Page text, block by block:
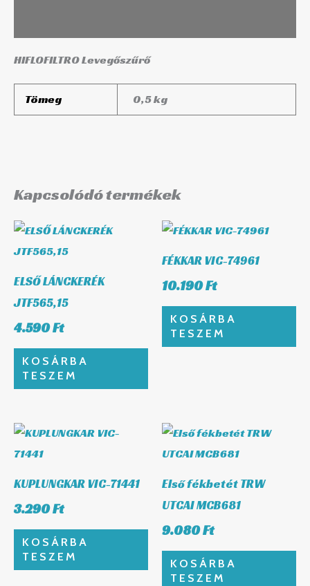
HIFLOFILTRO Levegőszűrő
Tömeg 0,5 kg
Kapcsolódó termékek
ELSŐ LÁNCKERÉK
JTF565,15
4.590Ft
KOSÁRBA
TESZEM
FÉKKAR VIC-74961
10.190Ft
KOSÁRBA
TESZEM
KUPLUNGKAR VIC-71441
3.290Ft
KOSÁRBA
TESZEM
Első fékbetét TRW
UTCAI MCB681
9.080Ft
KOSÁRBA
TESZEM